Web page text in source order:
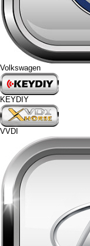
Volkswagen
KEYDIY
VVDI